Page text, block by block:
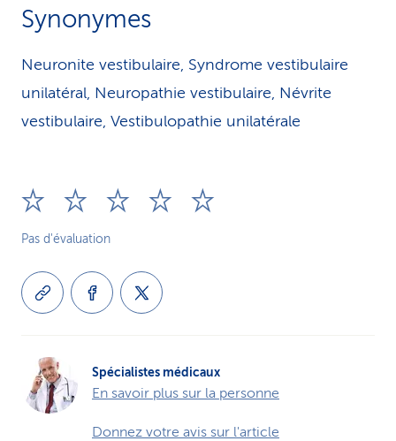
Synonymes
Neuronite vestibulaire, Syndrome vestibulaire
unilatéral, Neuropathie vestibulaire, Névrite
vestibulaire, Vestibulopathie unilatérale
Pas d'évaluation
Spécialistes médicaux
En savoir plus sur la personne
Donnez votre avis sur l'article